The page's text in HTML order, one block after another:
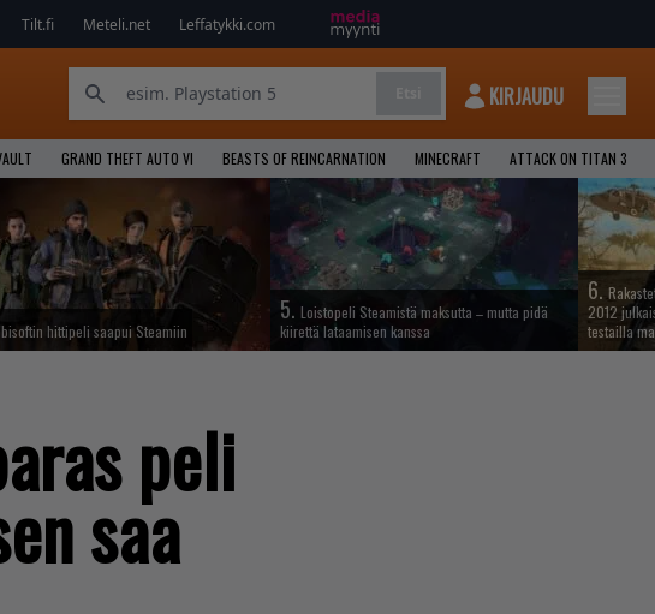
Tilt.fi Meteli.net Leffatykki.com
KIRJAUDU
GRAND THEFT AUTO VI BEASTS OF REINCARNATION MINECRAFT ATTACK ON TITAN 3
hittipeli saapui Steamiin
5. Loistopeli Steamistä maksutta – mutta pidä
kiirettä lataamisen kanssa
6.
2012
testailla
peli
saa